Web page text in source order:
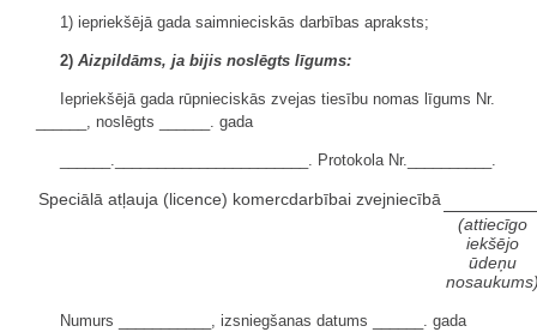
1) iepriekšējā gada saimnieciskās darbības apraksts;
2) Aizpildāms, ja bijis noslēgts līgums:
Iepriekšējā gada rūpnieciskās zvejas tiesību nomas līgums Nr.
______, noslēgts ______. gada
______._______________________. Protokola Nr.__________.
Speciālā atļauja (licence) komercdarbībai zvejniecībā
(attiecīgo
iekšējo
ūdeņu
Numurs ___________, izsniegšanas datums ______. gada